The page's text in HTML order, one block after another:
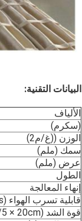
البيانات التقنية:
الألياف
(سكرم)
الوزن ((غ/م2)
سمك (ملم)
عرض (ملم)
الطول
إنهاء المعالجة
قابلية تسرب الهواء (L/m2/s):
قوة الشد (N/5 × 20cm)